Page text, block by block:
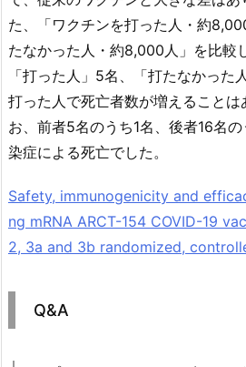
た、「ワクチンを打った人・約
たなかった人・約8,000人」を比較
「打った人」5名、「打たなかった
打った人で死亡者数が増えること
お、前者5名のうち1名、後者16名
染症による死亡でした。
Safety, immunogenicity and
ng mRNA ARCT-154 COVID-19
2, 3a and 3b randomized,
Q&A